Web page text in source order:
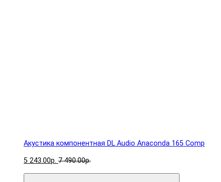
Акустика компонентная DL Audio Anaconda 165 Comp
5 243.00р. 7 490.00р.